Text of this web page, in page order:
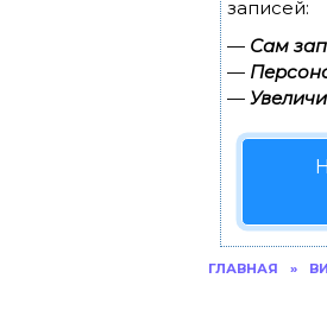
записей:
— Сам
—
—
ГЛАВНАЯ »